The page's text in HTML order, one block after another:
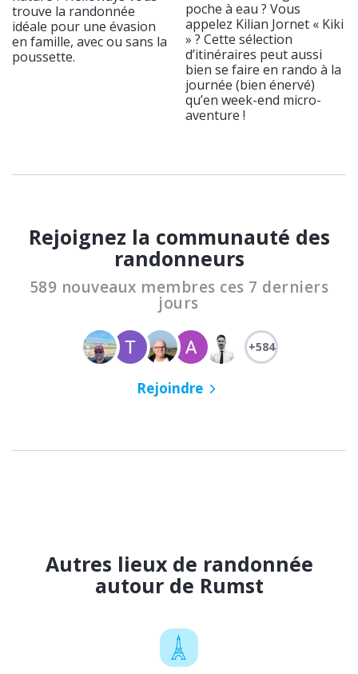
trouve la randonnée
idéale pour une évasion
en famille, avec ou sans la
poussette.
poche à eau ? Vous
appelez Kilian Jornet « Kiki
» ? Cette sélection
d’itinéraires peut aussi
bien se faire en rando à la
journée (bien énervé)
qu’en week-end micro-
aventure !
Rejoignez la communauté des
randonneurs
589 nouveaux membres ces 7 derniers
jours
+584
Rejoindre
Autres lieux de randonnée
autour de Rumst